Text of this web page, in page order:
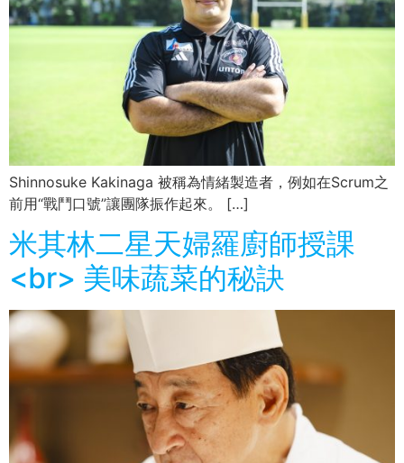
Shinnosuke Kakinaga 被稱為情緒製造者，例如在Scrum之
前用“戰鬥口號”讓團隊振作起來。 […]
米其林二星天婦羅廚師授課
<br> 美味蔬菜的秘訣